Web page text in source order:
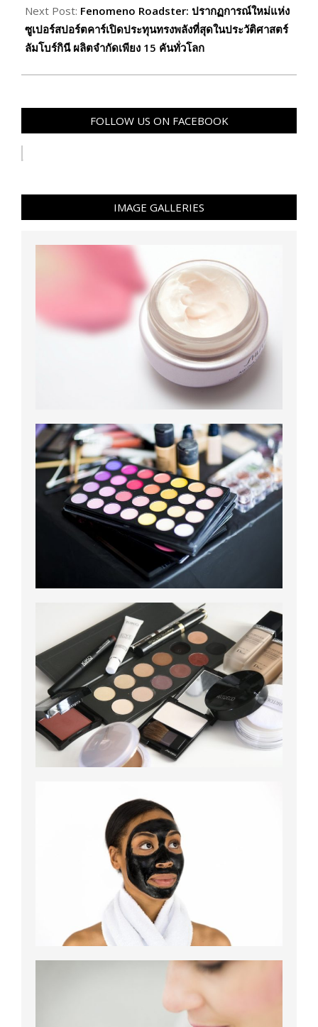
Next Post: Fenomeno Roadster: ปรากฏการณ์ใหม่แห่ง
ซูเปอร์สปอร์ตคาร์เปิดประทุนทรงพลังที่สุดในประวัติศาสตร์
ลัมโบร์กินี ผลิตจำกัดเพียง 15 คันทั่วโลก
FOLLOW US ON FACEBOOK
IMAGE GALLERIES